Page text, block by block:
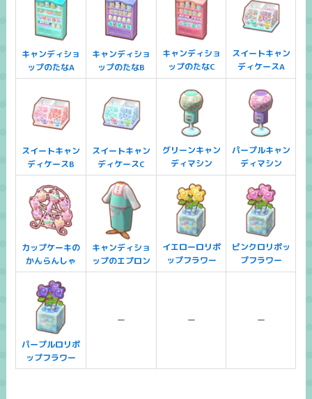
キャンディショ
ップのたなA
キャンディショ
ップのたなB
キャンディショ
ップのたなC
スイートキャン
ディケースA
スイートキャン
ディケースB
スイートキャン
ディケースC
グリーンキャン
ディマシン
パープルキャン
ディマシン
カップケーキの
かんらんしゃ
キャンディショ
ップのエプロン
イエローロリポ
ップフラワー
ピンクロリポッ
プフラワー
パープルロリポ
ップフラワー
ー ー ー